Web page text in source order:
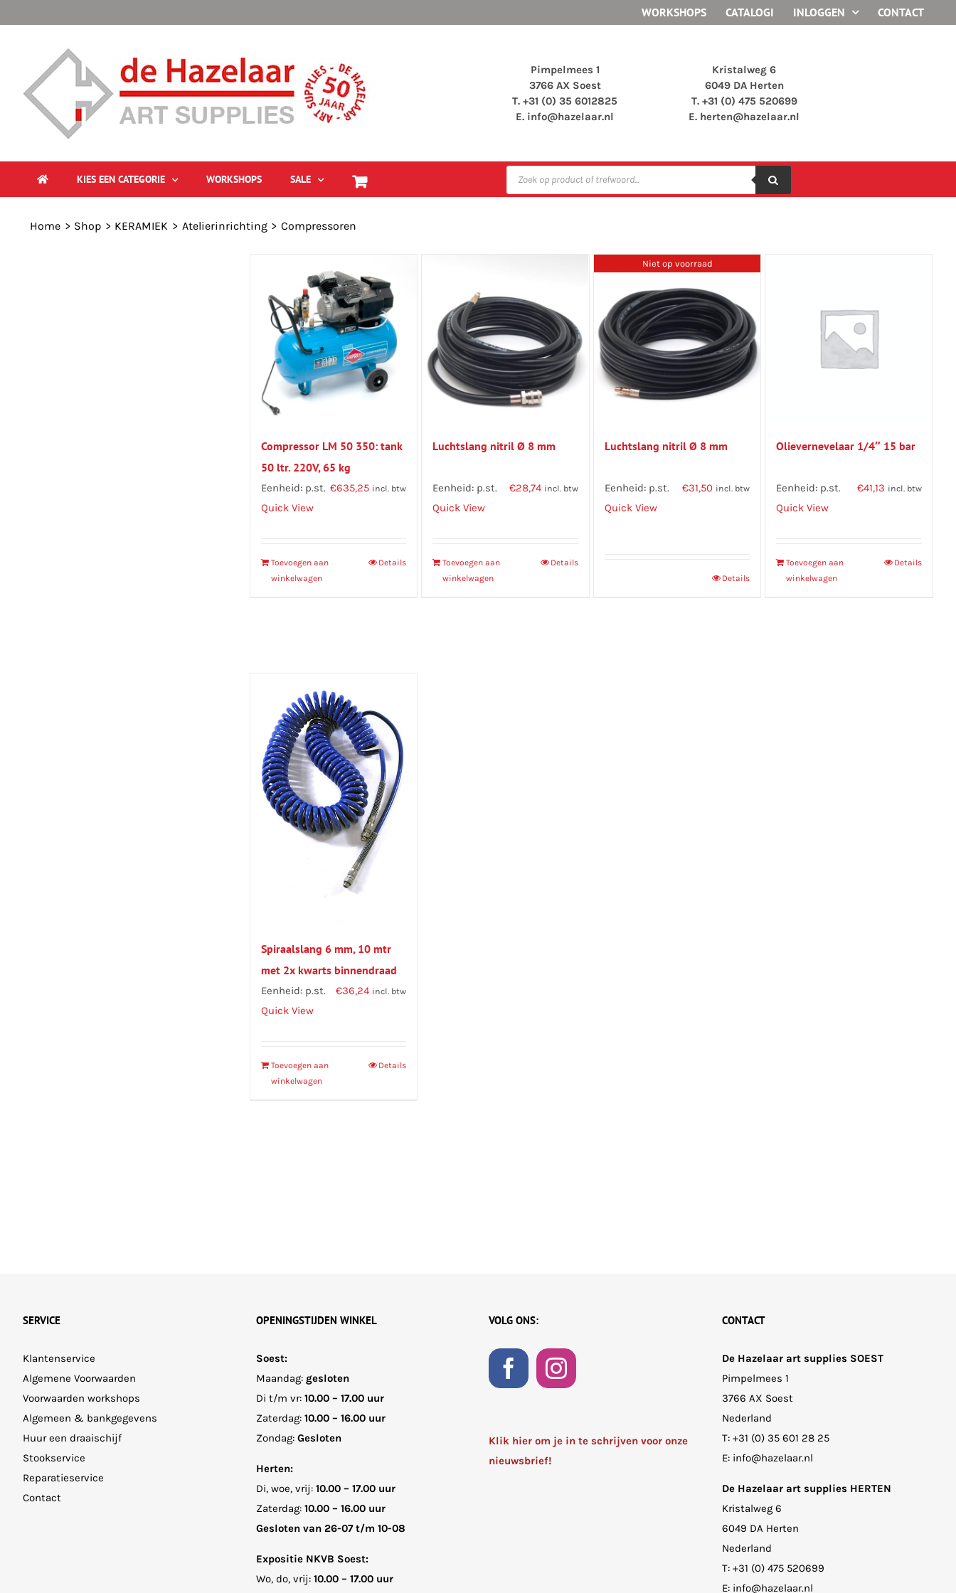
naar
WORKSHOPS CATALOGI INLOGGEN CONTACT
Pimpelmees 1
3766 AX Soest
T. +31 (0) 35 6012825
E. info@hazelaar.nl
Kristalweg 6
6049 DA Herten
T. +31 (0) 475 520699
E. herten@hazelaar.nl
KIES EEN CATEGORIE WORKSHOPS SALE
Producten
zoeken
Home Shop KERAMIEK Atelierinrichting Compressoren
Compressor LM 50 350: tank
50 ltr. 220V, 65 kg
Eenheid: p.st. €635,25 incl. btw
Quick View
Toevoegen aan
winkelwagen
Details
Luchtslang nitril Ø 8 mm
Eenheid: p.st. €28,74 incl. btw
Quick View
Toevoegen aan
winkelwagen
Details
Niet op voorraad
Luchtslang nitril Ø 8 mm
Eenheid: p.st. €31,50 incl. btw
Quick View
Details
Olievernevelaar 1/4″ 15 bar
Eenheid: p.st. €41,13 incl. btw
Quick View
Toevoegen aan
winkelwagen
Details
Spiraalslang 6 mm, 10 mtr
met 2x kwarts binnendraad
Eenheid: p.st. €36,24 incl. btw
Quick View
Toevoegen aan
winkelwagen
Details
SERVICE
Klantenservice
Algemene Voorwaarden
Voorwaarden workshops
Algemeen & bankgegevens
Huur een draaischijf
Stookservice
Reparatieservice
Contact
OPENINGSTIJDEN WINKEL
Soest:
Maandag: gesloten
Di t/m vr: 10.00 – 17.00 uur
Zaterdag: 10.00 – 16.00 uur
Zondag: Gesloten
Herten:
Di, woe, vrij: 10.00 – 17.00 uur
Zaterdag: 10.00 – 16.00 uur
Gesloten van 26-07 t/m 10-08
Expositie NKVB Soest:
Wo, do, vrij: 10.00 – 17.00 uur
VOLG ONS:
Klik hier om je in te schrijven voor onze
nieuwsbrief!
CONTACT
De Hazelaar art supplies SOEST
Pimpelmees 1
3766 AX Soest
Nederland
T: +31 (0) 35 601 28 25
E: info@hazelaar.nl
De Hazelaar art supplies HERTEN
Kristalweg 6
6049 DA Herten
Nederland
T: +31 (0) 475 520699
E: info@hazelaar.nl